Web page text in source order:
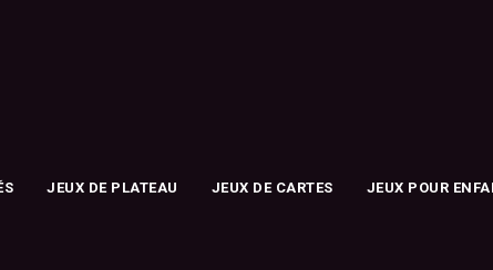
JEUX DE PLATEAU JEUX DE CARTES JEUX POUR